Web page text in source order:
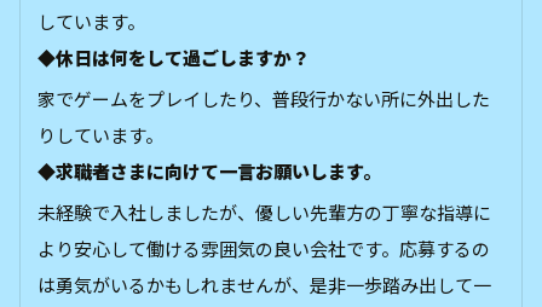
しています。
◆休日は何をして過ごしますか？
家でゲームをプレイしたり、普段行かない所に外出した
りしています。
◆求職者さまに向けて一言お願いします。
未経験で入社しましたが、優しい先輩方の丁寧な指導に
より安心して働ける雰囲気の良い会社です。応募するの
は勇気がいるかもしれませんが、是非一歩踏み出して一